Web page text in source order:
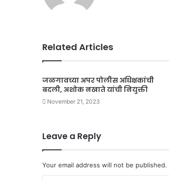
Related Articles
जळगावच्या अपर पोलीस अधिक्षकांची
बदली, अशोक नखाते यांची नियुक्ती
November 21, 2023
Leave a Reply
Your email address will not be published.